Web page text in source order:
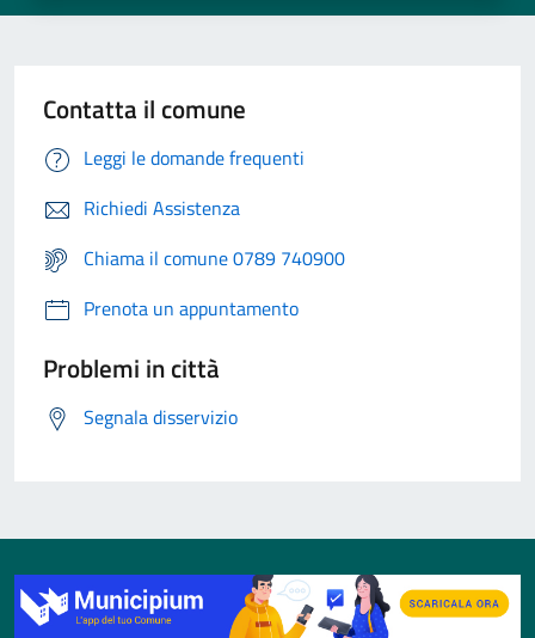
Contatta il comune
Leggi le domande frequenti
Richiedi Assistenza
Chiama il comune 0789 740900
Prenota un appuntamento
Problemi in città
Segnala disservizio